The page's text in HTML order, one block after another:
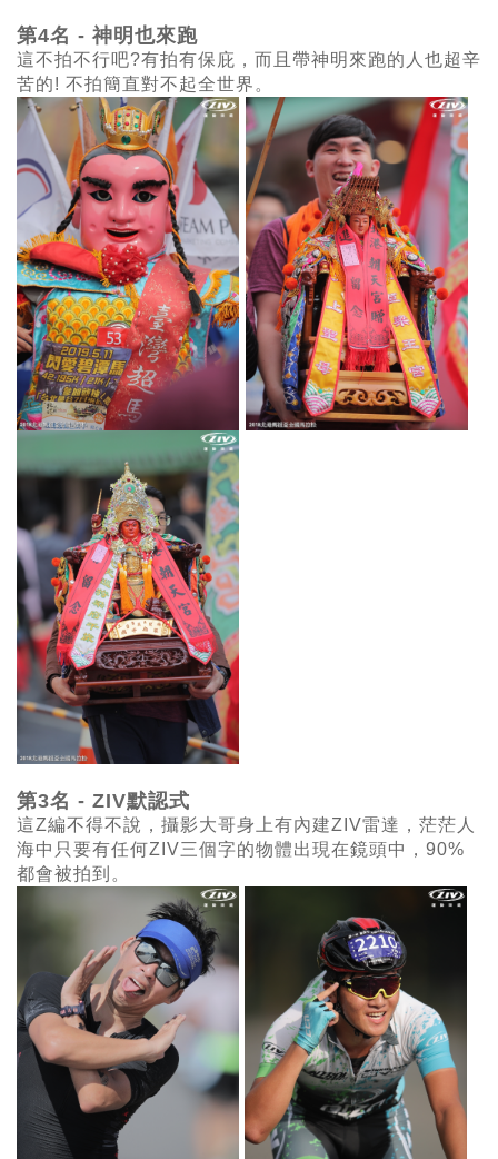
第4名 - 神明也來跑
這不拍不行吧?有拍有保庇，而且帶神明來跑的人也超辛
苦的! 不拍簡直對不起全世界。
第3名 - ZIV默認式
這Z編不得不說，攝影大哥身上有內建ZIV雷達，茫茫人
海中只要有任何ZIV三個字的物體出現在鏡頭中，90%
都會被拍到。